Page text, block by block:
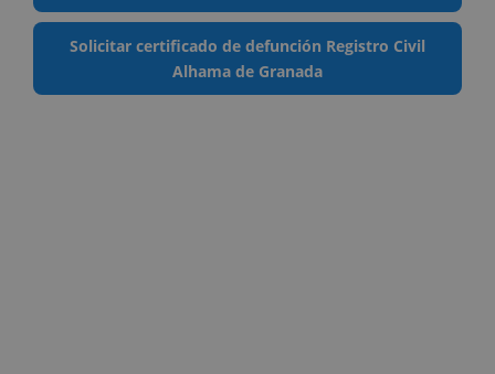
Solicitar certificado de defunción Registro Civil
Alhama de Granada